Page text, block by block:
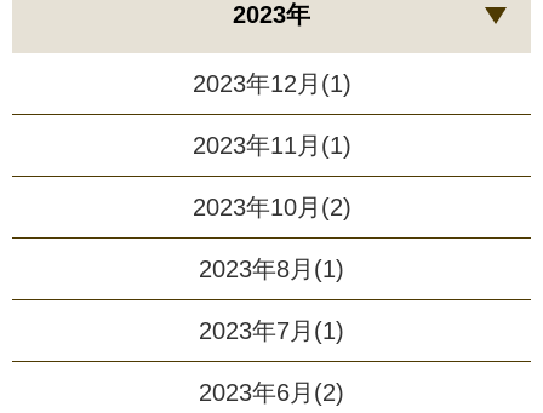
2023年
2023年12月(1)
2023年11月(1)
2023年10月(2)
2023年8月(1)
2023年7月(1)
2023年6月(2)